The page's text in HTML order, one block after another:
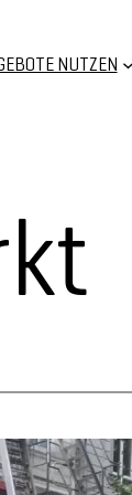
NUTZEN